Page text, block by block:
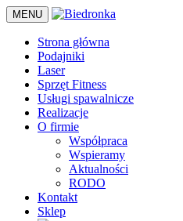
MENU
Strona główna
Podajniki
Laser
Sprzęt Fitness
Usługi spawalnicze
Realizacje
O firmie
Współpraca
Wspieramy
Aktualności
RODO
Kontakt
Sklep